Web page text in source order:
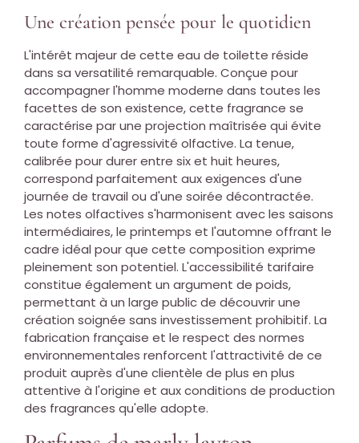
Une création pensée pour le quotidien
L'intérêt majeur de cette eau de toilette réside
dans sa versatilité remarquable. Conçue pour
accompagner l'homme moderne dans toutes les
facettes de son existence, cette fragrance se
caractérise par une projection maîtrisée qui évite
toute forme d'agressivité olfactive. La tenue,
calibrée pour durer entre six et huit heures,
correspond parfaitement aux exigences d'une
journée de travail ou d'une soirée décontractée.
Les notes olfactives s'harmonisent avec les saisons
intermédiaires, le printemps et l'automne offrant le
cadre idéal pour que cette composition exprime
pleinement son potentiel. L'accessibilité tarifaire
constitue également un argument de poids,
permettant à un large public de découvrir une
création soignée sans investissement prohibitif. La
fabrication française et le respect des normes
environnementales renforcent l'attractivité de ce
produit auprès d'une clientèle de plus en plus
attentive à l'origine et aux conditions de production
des fragrances qu'elle adopte.